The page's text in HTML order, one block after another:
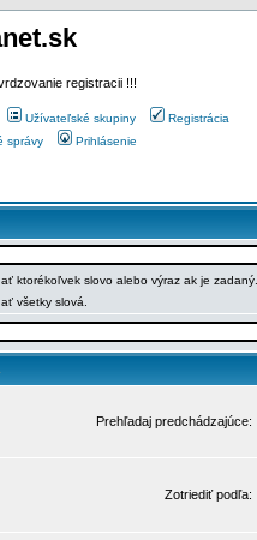
registracii !!!
Užívateľské skupiny
Registrácia
správy Prihlásenie
ktorékoľvek slovo alebo výraz ak je zadaný.
všetky slová.
Prehľadaj predchádzajúce:
Zotriediť podľa: